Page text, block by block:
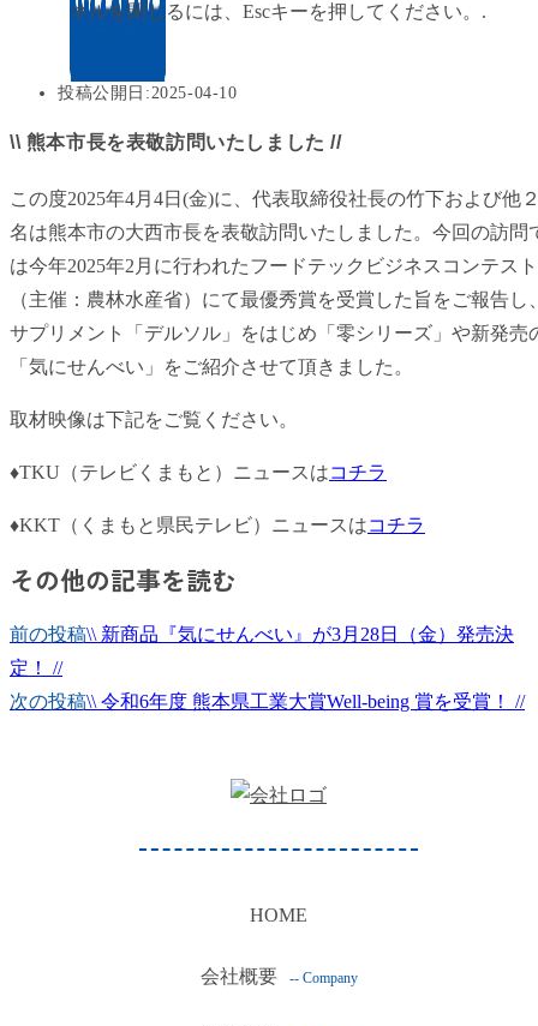
ネルを閉じるには、Escキーを押してください。.
投稿公開日:2025-04-10
\\ 熊本市長を表敬訪問いたしました //
この度2025年4月4日(金)に、代表取締役社長の竹下および他
名は熊本市の大西市長を表敬訪問いたしました。今回の訪問
は今年2025年2月に行われたフードテックビジネスコンテスト
（主催：農林水産省）にて最優秀賞を受賞した旨をご報告し
サプリメント「デルソル」をはじめ「零シリーズ」や新発売
「気にせんべい」をご紹介させて頂きました。
取材映像は下記をご覧ください。
♦TKU（テレビくまもと）ニュースはコチラ
♦KKT（くまもと県民テレビ）ニュースはコチラ
その他の記事を読む
前の投稿\\ 新商品『気にせんべい』が3月28日（金）発売決
定！ //
次の投稿\\ 令和6年度 熊本県工業大賞Well-being 賞を受賞！ //
HOME
会社概要 -- Company